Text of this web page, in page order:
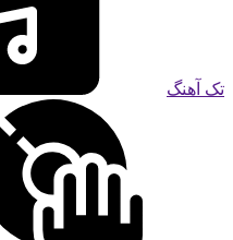
تک آهنگ